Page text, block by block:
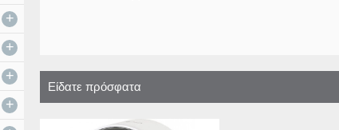
+
+
+
+
Είδατε πρόσφατα